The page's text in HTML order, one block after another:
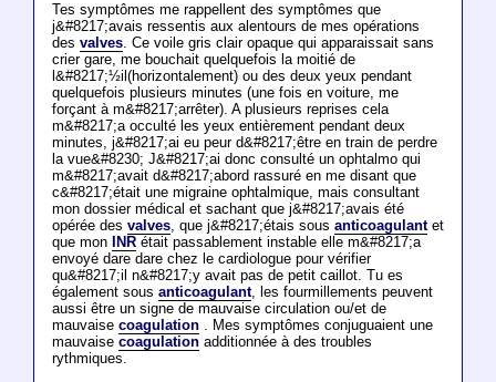
Tes symptômes me rappellent des symptômes que
j&#8217;avais ressentis aux alentours de mes opérations
des valves. Ce voile gris clair opaque qui apparaissait sans
crier gare, me bouchait quelquefois la moitié de
l&#8217;½il(horizontalement) ou des deux yeux pendant
quelquefois plusieurs minutes (une fois en voiture, me
forçant à m&#8217;arrêter). A plusieurs reprises cela
m&#8217;a occulté les yeux entièrement pendant deux
minutes, j&#8217;ai eu peur d&#8217;être en train de perdre
la vue&#8230; J&#8217;ai donc consulté un ophtalmo qui
m&#8217;avait d&#8217;abord rassuré en me disant que
c&#8217;était une migraine ophtalmique, mais consultant
mon dossier médical et sachant que j&#8217;avais été
opérée des valves, que j&#8217;étais sous anticoagulantet
que mon
INRétait passablement instable elle m&#8217;a
envoyé dare dare chez le cardiologue pour vérifier
qu&#8217;il n&#8217;y avait pas de petit caillot. Tu es
également sous anticoagulant, les fourmillements peuvent
aussi être un signe de mauvaise circulation ou/et de
mauvaise coagulation. Mes symptômes conjuguaient une
mauvaise coagulationadditionnée à des troubles
rythmiques.